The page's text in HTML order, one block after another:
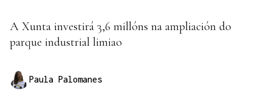
A Xunta investirá 3,6 millóns na ampliación do
parque industrial limiao
Paula Palomanes